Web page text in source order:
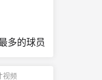
多的球员